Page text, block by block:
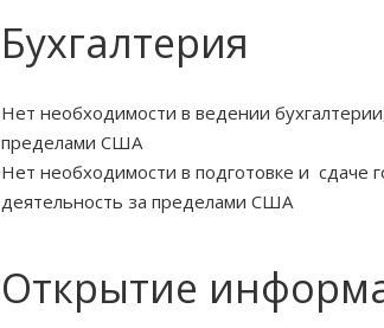
Бухгалтерия
Нет необходимости в ведении
пределами США
Нет необходимости в подготовке и сдаче
деятельность за пределами США
Открытие